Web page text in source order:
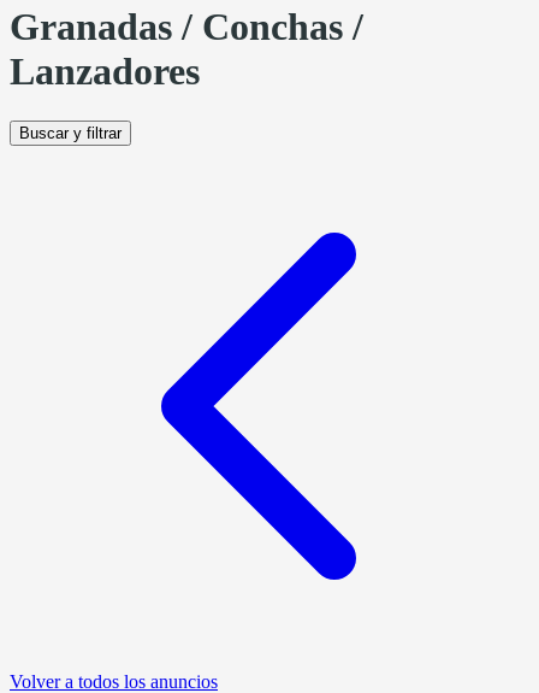
Granadas / Conchas /
Lanzadores
Buscar y filtrar
Volver a todos los anuncios